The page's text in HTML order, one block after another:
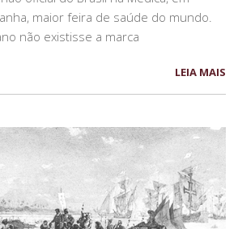
maior feira de saúde do mundo.
não existisse a marca
LEIA MAIS